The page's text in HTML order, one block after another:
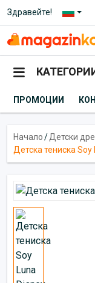
Здравейте!
ПРОМОЦИИ
Начало/Детски
Детска тениска